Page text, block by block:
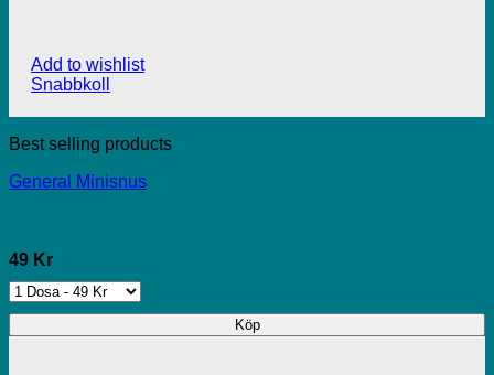
Add to wishlist
Snabbkoll
Best selling products
General Minisnus
49 Kr
Köp